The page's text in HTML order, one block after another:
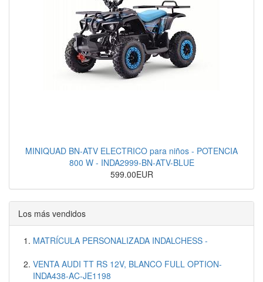
MINIQUAD BN-ATV ELECTRICO para niños - POTENCIA
800 W - INDA2999-BN-ATV-BLUE
599.00EUR
Los más vendidos
MATRÍCULA PERSONALIZADA INDALCHESS -
VENTA AUDI TT RS 12V, BLANCO FULL OPTION-
INDA438-AC-JE1198